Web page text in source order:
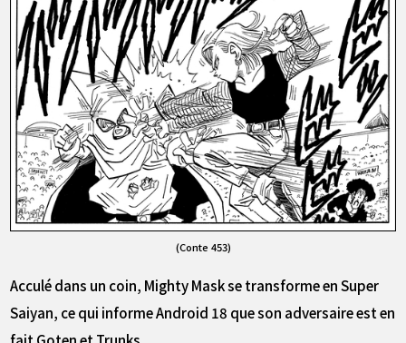
(Conte 453)
Acculé dans un coin, Mighty Mask se transforme en Super
Saiyan, ce qui informe Android 18 que son adversaire est en